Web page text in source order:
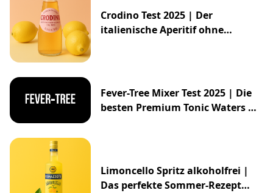
Crodino Test 2025 | Der
italienische Aperitif ohne
Fever-Tree Mixer Test 2025 | Die
besten Premium Tonic Waters &
Limoncello Spritz alkoholfrei |
Das perfekte Sommer-Rezept